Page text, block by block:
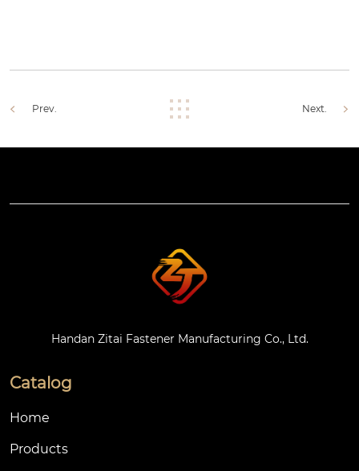
Prev. Next.
Handan Zitai Fastener Manufacturing Co., Ltd.
Catalog
Home
Products